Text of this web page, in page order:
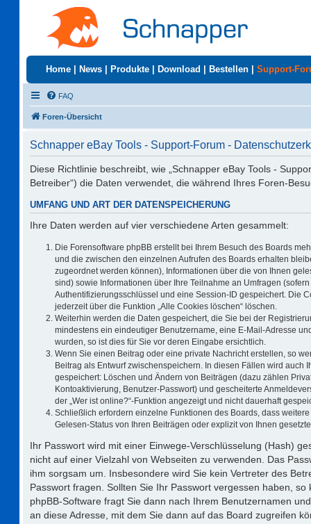
Home News Produkte Download Bestellen Support-
FAQ
Foren-Übersicht
Schnapper eBay Tools - Support-Forum -
Diese Richtlinie beschreibt, wie „Schnapper eBay Tools -
Betreiber“) die Daten verwendet, die während Ihres Foren-
UMFANG UND ART DER DATENSPEICHERUNG
Ihre Daten werden auf vier verschiedene Arten gesammelt:
Die Forensoftware phpBB erstellt bei Ihrem Besuch des Boards
und die zwischen den einzelnen Aufrufen des Boards erhalten
zugeordnet werden können), Informationen über die von Ihnen
sind) sowie Informationen über Ihre Teilnahme an Umfragen
Authentifizierungsschlüssel und eine Session-ID gespeichert. Die
jederzeit über die Funktion „Alle Cookies löschen“ löschen.
Weiterhin werden die Daten gespeichert, die Sie bei der
mindestens ein eindeutiger Benutzername, eine E-Mail-Adresse
wurden, so ist dies für Sie vor deren Eingabe ersichtlich.
Wenn Sie einen Beitrag oder eine private Nachricht erstellen, so
Beitrag als Entwurf zwischenspeichern. In diesen Fällen wird
gespeichert: Löschen und Ändern von Beiträgen (dazu zählen
Kontoaktivierung, Benutzer-Passwort) und gescheiterte
der „Wer ist online?“-Funktion angezeigt und nicht dauerhaft
Schließlich erfordern einzelne Funktionen des Boards, dass
Gelesen-Status von Ihren Beiträgen oder explizit von Ihnen
Ihr Passwort wird mit einer Einwege-Verschlüsselung (Hash)
nicht auf einer Vielzahl von Webseiten zu verwenden. Das
ihm sorgsam um. Insbesondere wird Sie kein Vertreter des
Passwort fragen. Sollten Sie Ihr Passwort vergessen haben,
phpBB-Software fragt Sie dann nach Ihrem Benutzernamen
an diese Adresse, mit dem Sie dann auf das Board zugreifen